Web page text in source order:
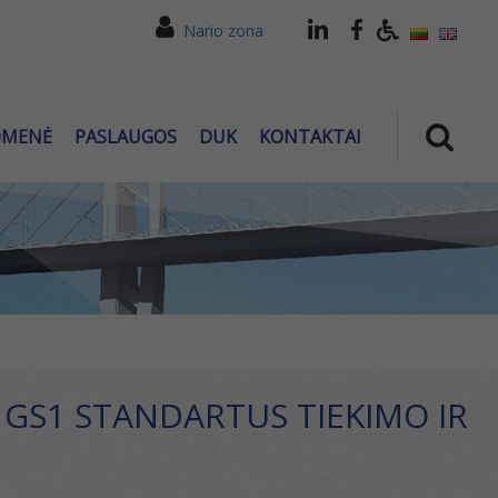
Nario zona
PASLAUGOS DUK KONTAKTAI
STANDARTUS TIEKIMO IR